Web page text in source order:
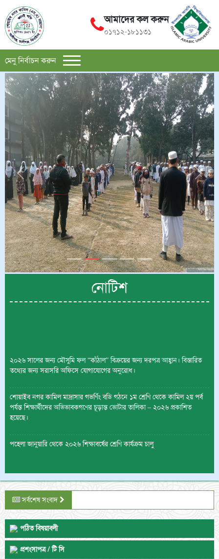
আমাদের কল করুন
০১৭১২-১৮১১৩১
মেনু নির্বাচন করুন
Previous Next
নোটিশ
২০২৬ সালের জন্য মৌসুমি ফল “কাঁঠাল” বিক্রয়ের জন্য দরপত্র আহ্বান। বিস্তারিত
তথ্যের জন্য সরাসরি অফিসে যোগাযোগের অনুরোধ।
শোয়াইব নগর কামিল মাদ্রাসার গভর্ণিং বডি গঠনে ১ম শ্রেণি থেকে কামিল ২য় পর্ব
পর্যন্ত শিক্ষার্থীদের অভিভাবকগণের চূড়ান্ত ভোটার তালিকা – ২০২৬ প্রকাশিত
হয়েছে।
পহেলা জানুয়ারি থেকে ২০২৬ শিক্ষাবর্ষের শ্রেণি কার্যক্রম চালু
দাখিল পরীক্ষা – ২০২৫ এ ৮৫% পাশ, ২ জন A+
২০২৬ সালের জন্য মৌসুমি ফল “কাঁঠাল” বিক্রয়ের জন্য দরপত্র আহ্বান। বিস্তারিত
তথ্যের জন্য সরাসরি অফিসে যোগাযোগের অনুরোধ।
সর্বশেষ সংবাদ
পঠিত বিষয়াবলী
প্রশংসাপত্র / টি সি